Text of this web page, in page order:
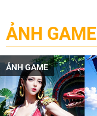
ẢNH GAME
ẢNH GAME